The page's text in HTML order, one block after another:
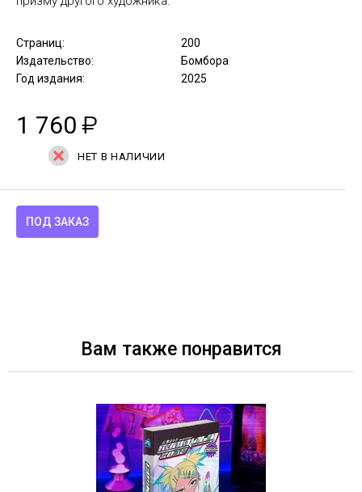
Страниц:
200
Издательство:
Бомбора
Год издания:
2025
1 760 ₽
НЕТ В НАЛИЧИИ
ПОД ЗАКАЗ
Вам также понравится